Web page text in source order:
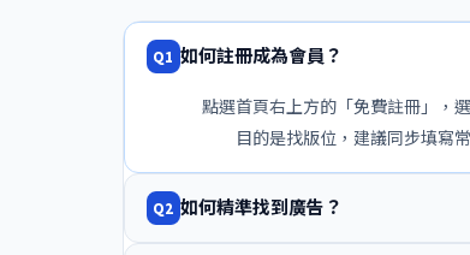
Q1 如何註冊成為會員？
點選首頁右上方的「免費註冊」，
目的是找版位，建議同步填寫
Q2 如何精準找到廣告？